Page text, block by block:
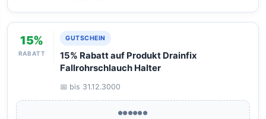
15%
RABATT
GUTSCHEIN
15% Rabatt auf Produkt Drainfix
Fallrohrschlauch Halter
📅 bis 31.12.3000
●●●●●●